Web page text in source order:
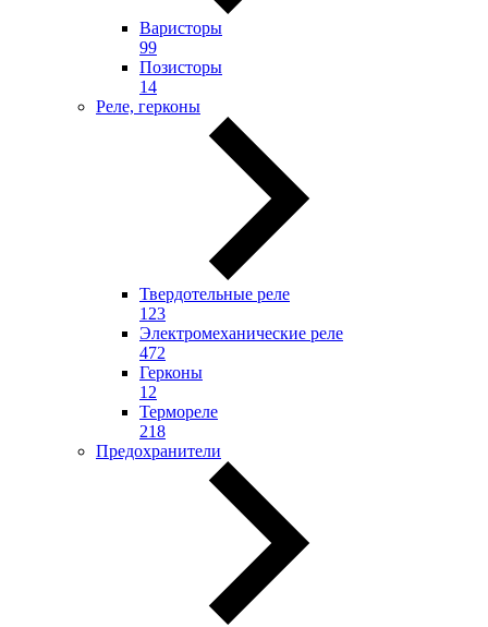
Варисторы
99
Позисторы
14
Реле, герконы
Твердотельные реле
123
Электромеханические реле
472
Герконы
12
Термореле
218
Предохранители